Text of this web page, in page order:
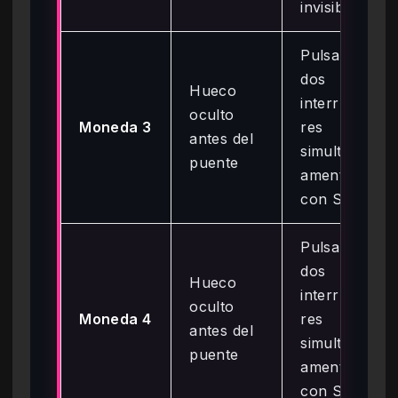
invisibles
Moneda 3
Hueco
oculto
antes del
puente
Pulsar
dos
interrupto
res
simultáne
amente
con Susie
Moneda 4
Hueco
oculto
antes del
puente
Pulsar
dos
interrupto
res
simultáne
amente
con Susie